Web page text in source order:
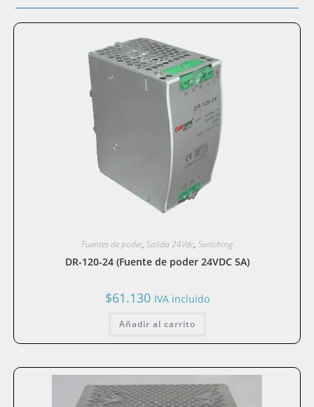
Fuentes de poder, Salida 24Vdc, Switching
DR-120-24 (Fuente de poder 24VDC 5A)
$61.130 IVA incluido
Añadir al carrito